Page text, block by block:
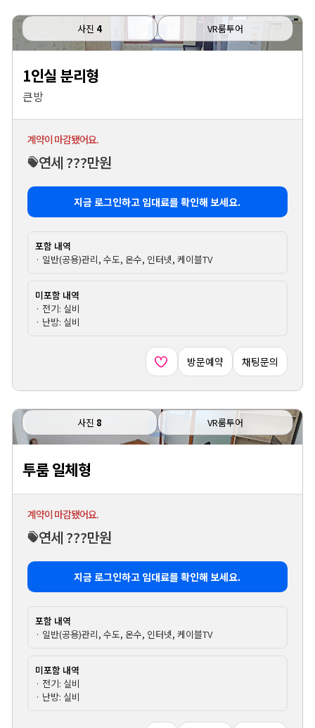
사진 4 VR룸투어
1인실 분리형
큰방
계약이 마감됐어요.
연세 ???만원
지금 로그인하고 임대료를 확인해 보세요.
포함 내역
· 일반(공용)관리, 수도, 온수, 인터넷, 케이블TV
미포함 내역
· 전기: 실비
· 난방: 실비
방문예약 채팅문의
사진 8 VR룸투어
투룸 일체형
계약이 마감됐어요.
연세 ???만원
지금 로그인하고 임대료를 확인해 보세요.
포함 내역
· 일반(공용)관리, 수도, 온수, 인터넷, 케이블TV
미포함 내역
· 전기: 실비
· 난방: 실비